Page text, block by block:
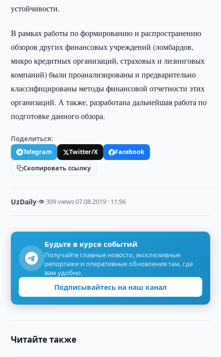
устойчивости.
В рамках работы по формированию и распространению
обзоров других финансовых учреждений (ломбардов,
микро кредитных организаций, страховых и лизинговых
компаний) были проанализированы и предварительно
классифицированы методы финансовой отчетности этих
организаций. А также, разработана дальнейшая работа по
подготовке данного обзора.
Поделиться:
Telegram Twitter/X
Facebook
Скопировать ссылку
UzDaily·👁 309 views·07.08.2019 · 11:56
Будьте в курсе событий
Получайте главные новости, эксклюзивные
репортажи и оперативные обновления там, где
вам удобно.
Подписывайтесь на наш канал
Читайте также